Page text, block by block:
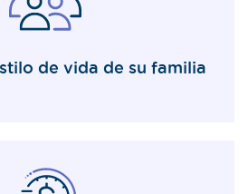
de vida de su familia